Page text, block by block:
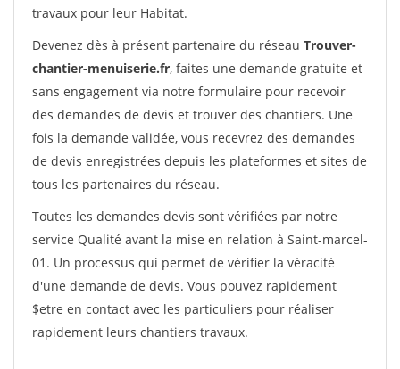
travaux pour leur Habitat.
Devenez dès à présent partenaire du réseau Trouver-
chantier-menuiserie.fr, faites une demande gratuite et
sans engagement via notre formulaire pour recevoir
des demandes de devis et trouver des chantiers. Une
fois la demande validée, vous recevrez des demandes
de devis enregistrées depuis les plateformes et sites de
tous les partenaires du réseau.
Toutes les demandes devis sont vérifiées par notre
service Qualité avant la mise en relation à Saint-marcel-
01. Un processus qui permet de vérifier la véracité
d'une demande de devis. Vous pouvez rapidement
$etre en contact avec les particuliers pour réaliser
rapidement leurs chantiers travaux.